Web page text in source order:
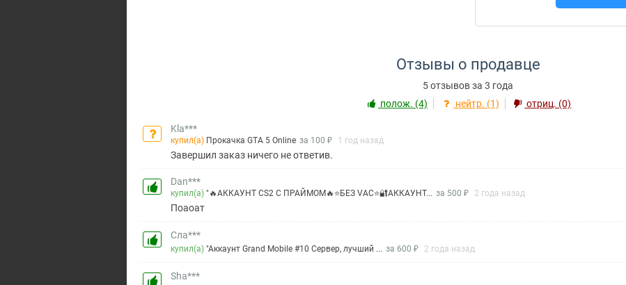
Отзывы о продавце
5 отзывов за 3 года
полож. (4)
нейтр. (1) отриц. (0)
Kla***
купил(а) Прокачка GTA 5 Online за 100 ₽ 1 год назад
Завершил заказ ничего не ответив.
Dan***
купил(а)"🔥АККАУНТ CS2 С ПРАЙМОМ🔥⭐БЕЗ VAC⭐🔐АККАУНТ... за 500 ₽ 2 года назад
Поаоат
Сла***
купил(а)"Аккаунт Grand Mobile #10 Сервер, лучший ... за 600 ₽ 2 года назад
Sha***